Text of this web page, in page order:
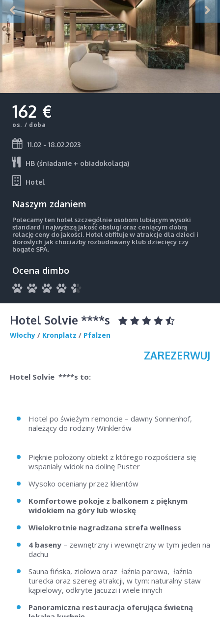
162 €
os. / doba
11.02 - 18.02.2023
HB (śniadanie + obiadokolacja)
Hotel
Naszym zdaniem
Polecamy ten hotel szczególnie osobom lubiącym wysoki
standard i najwyższą jakość obsługi oraz ceniącym dobrą
relację ceny do jakości. Hotel obfituje w atrakcje dla dzieci i
dorosłych jak chociażby rozbudowany klub dziecięcy czy
bogate SPA.
Ocena dimbo
Hotel Solvie ****s
Włochy / Kronplatz / Pfalzen
ZAREZERWUJ
Hotel Solvie ****s to:
Hotel po świeżym remoncie – dawny Sonnenhof,
należący do rodziny Winklerów
Pięknie położony obiekt z którego rozpościera się
wspaniały widok na dolinę Puster
Wysoko oceniany przez klientów
Komfortowe pokoje z balkonem z pięknym
widokiem na góry lub wioskę
Wielokrotnie nagradzana strefa wellness
4 baseny – zewnętrzny i wewnętrzny w tym jeden na
dachu
Sauna fińska, ziołowa oraz łaźnia parowa, łaźnia
turecka oraz szereg atrakcji, w tym: naturalny staw
kąpielowy, odkryte jacuzzi i wiele innych
Panoramiczna restauracja oferująca świetną